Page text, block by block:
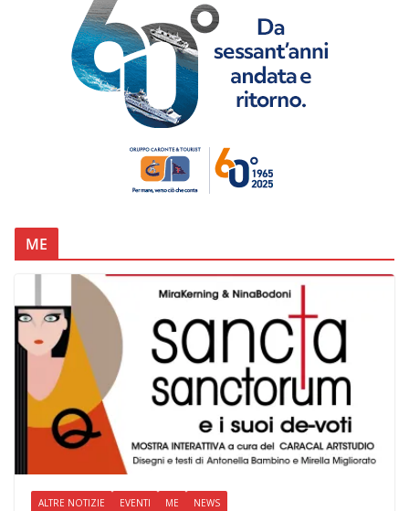
ME
ALTRE NOTIZIE EVENTI ME NEWS